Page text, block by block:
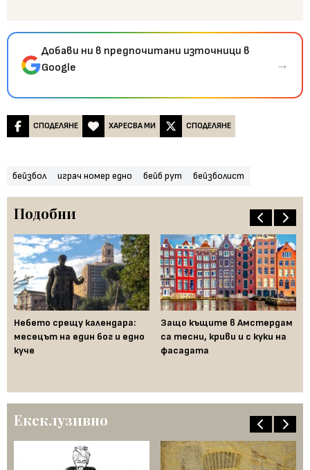
Добави ни в предпочитани източници в
Google
→
СПОДЕЛЯНЕ ХАРЕСВА МИ СПОДЕЛЯНЕ
бейзбол играч номер едно бейб рут бейзболист
Подобни
Небето срещу календара:
месецът на един бог и едно
куче
Защо къщите в Амстердам
са тесни, криви и с куки на
фасадата
Ексклузивно